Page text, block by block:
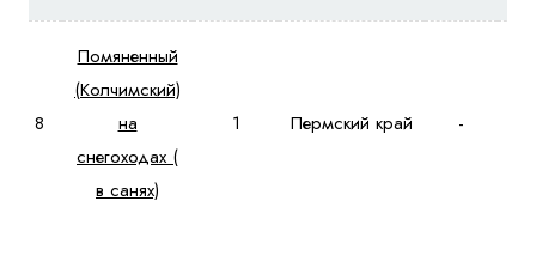
8
Помяненный
(Колчимский)
на
снегоходах (
в санях)
1 Пермский край -